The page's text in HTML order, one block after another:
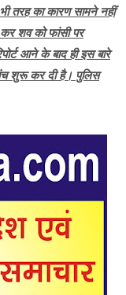
तरह का कारण सामने नहीं
शव को फांसी पर
आने के बाद ही इस बारे
शुरू कर दी है। पुलिस